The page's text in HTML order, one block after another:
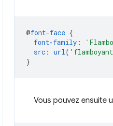
@font-face {
font-family :
src : url(
}
Vous pouvez ensuite